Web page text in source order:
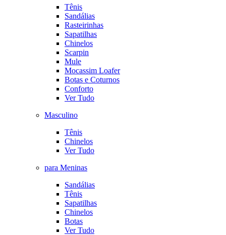
Tênis
Sandálias
Rasteirinhas
Sapatilhas
Chinelos
Scarpin
Mule
Mocassim Loafer
Botas e Coturnos
Conforto
Ver Tudo
Masculino
Tênis
Chinelos
Ver Tudo
para Meninas
Sandálias
Tênis
Sapatilhas
Chinelos
Botas
Ver Tudo